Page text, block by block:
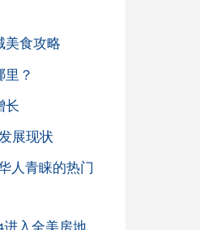
美食攻略
？
长
展现状
人青睐的热门
进入全美房地